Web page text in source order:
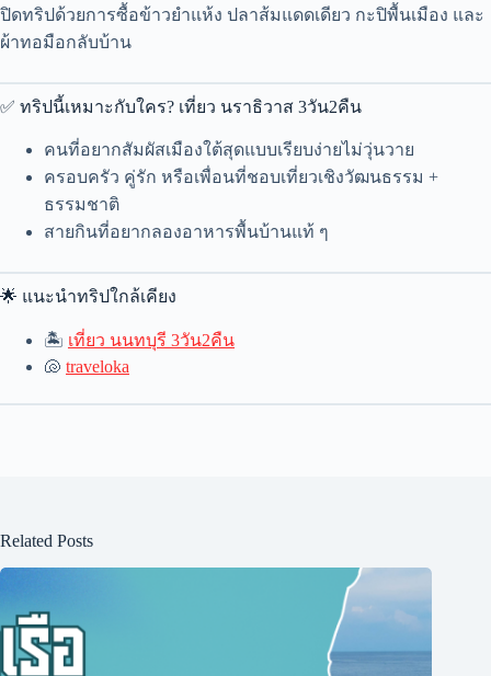
ปิดทริปด้วยการซื้อข้าวยำแห้ง ปลาส้มแดดเดียว กะปิพื้นเมือง และ
ผ้าทอมือกลับบ้าน
✅ ทริปนี้เหมาะกับใคร? เที่ยว นราธิวาส 3วัน2คืน
คนที่อยากสัมผัสเมืองใต้สุดแบบเรียบง่ายไม่วุ่นวาย
ครอบครัว คู่รัก หรือเพื่อนที่ชอบเที่ยวเชิงวัฒนธรรม +
ธรรมชาติ
สายกินที่อยากลองอาหารพื้นบ้านแท้ ๆ
🌟 แนะนำทริปใกล้เคียง
🏝 เที่ยว นนทบุรี 3วัน2คืน
🐚 traveloka
Related Posts